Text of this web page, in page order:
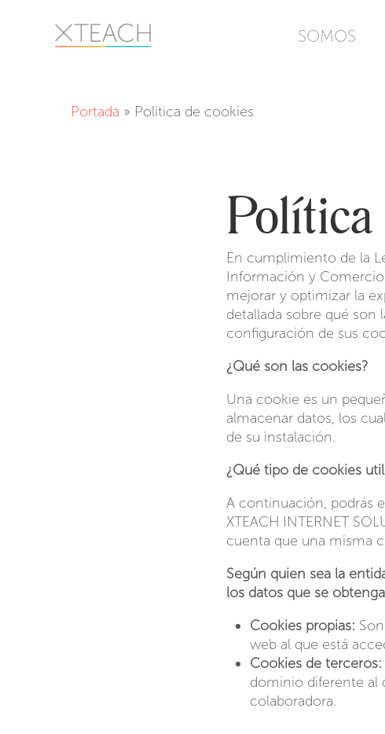
SOMOS
Portada » Política de cookies
En cumplimiento de la
Información y
mejorar y optimizar la
detallada sobre qué son
configuración de sus
¿Qué son las cookies?
Una cookie es un
almacenar datos, los
de su instalación.
¿Qué tipo de cookies
A continuación, podrás
XTEACH INTERNET
cuenta que una misma
Según quien sea la
los datos que se
Cookies propias:
web al que está
Cookies de terceros:
dominio diferente al
colaboradora.